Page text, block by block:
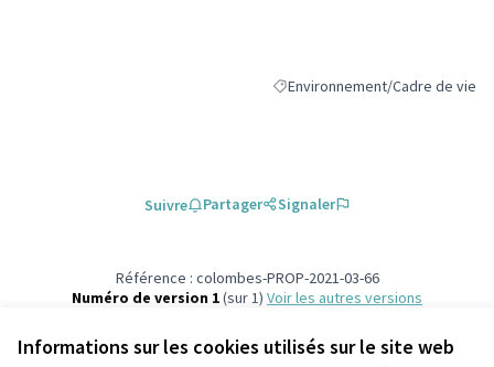
Informations sur les cookies utilisés sur le site web
Filtrer les résultats de la
Environnement/Cadre de vie
Suivre Partager Signaler
Référence : colombes-PROP-2021-03-66
Numéro de version 1(sur 1)
voir les autres versions